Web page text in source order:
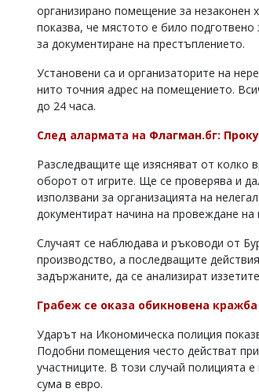
Коментарите
статиите
въвеждат
читателите
редакцията
отговорност
обиден
организирано помещение за незаконен
показва, че мястото е било подготвено
за документиране на престъплението.
Установени са и организаторите на
нито точния адрес на помещението.
до 24 часа.
След алармата на Флагман.бг:
Разследващите ще изясняват от колко
оборот от игрите. Ще се проверява и
използвани за организацията на
документират начина на провеждане на
Случаят се наблюдава и ръководи от
производство, а последващите
задържаните, да се анализират
Грабеж се оказа обикновена
Ударът на Икономическа полиция
Подобни помещения често действат
участниците. В този случай полицията
сума в евро.